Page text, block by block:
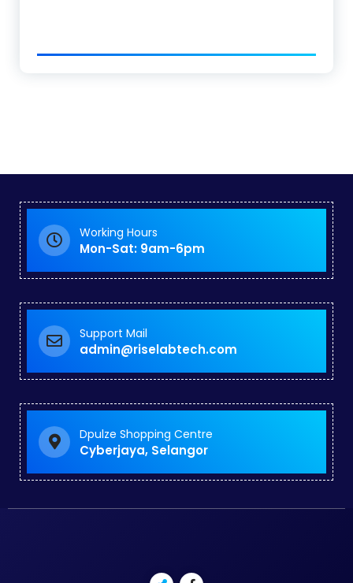
Working Hours
Mon-Sat: 9am-6pm
Support Mail
admin@riselabtech.com
Dpulze Shopping Centre
Cyberjaya, Selangor